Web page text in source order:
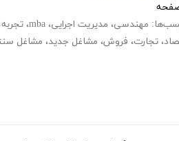
مهندسی، مدیریت اجرایی، mba،
، تجارت، فروش، مشاغل جدید، مشاغل